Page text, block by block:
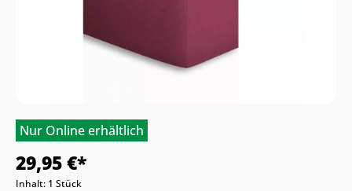
Nur Online erhältlich
29,95 €*
Inhalt: 1 Stück